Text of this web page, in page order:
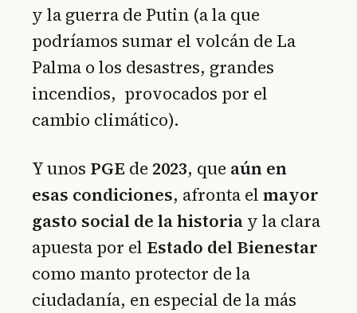
y la guerra de Putin (a la que
podríamos sumar el volcán de La
Palma o los desastres, grandes
incendios, provocados por el
cambio climático).
Y unos PGE de 2023, que aún en
esas condiciones, afronta el mayor
gasto social de la historia y la clara
apuesta por el Estado del Bienestar
como manto protector de la
ciudadanía, en especial de la más